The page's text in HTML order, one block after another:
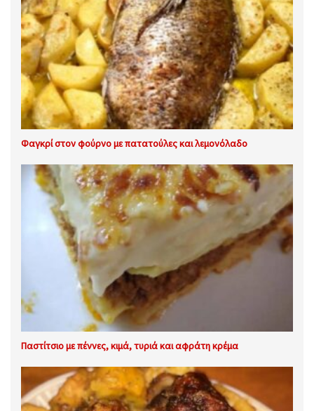
Φαγκρί στον φούρνο με πατατούλες και λεμονόλαδο
Παστίτσιο με πέννες, κιμά, τυριά και αφράτη κρέμα